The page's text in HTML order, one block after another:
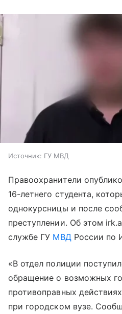
Источник: ГУ МВД
Правоохранители
16-летнего студента,
однокурсницы и после
преступлении. Об этом
службе ГУ МВД России по
«В отдел полиции
обращение о возможных
противоправных
при городском вузе.